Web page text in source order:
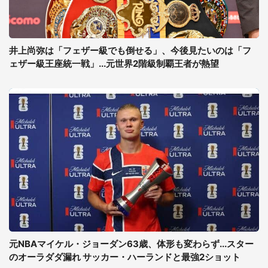
井上尚弥は「フェザー級でも倒せる」、今後見たいのは「フ
ェザー級王座統一戦」...元世界2階級制覇王者が熱望
元NBAマイケル・ジョーダン63歳、体形も変わらず...スター
のオーラダダ漏れ サッカー・ハーランドと最強2ショット